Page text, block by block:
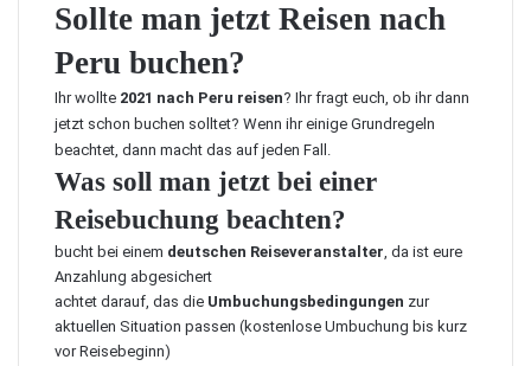
Sollte man jetzt Reisen nach
Peru buchen?
Ihr wollte 2021 nach Peru reisen? Ihr fragt euch, ob ihr dann
jetzt schon buchen solltet? Wenn ihr einige Grundregeln
beachtet, dann macht das auf jeden Fall.
Was soll man jetzt bei einer
Reisebuchung beachten?
bucht bei einem deutschen Reiseveranstalter, da ist eure
Anzahlung abgesichert
achtet darauf, das die Umbuchungsbedingungen zur
aktuellen Situation passen (kostenlose Umbuchung bis kurz
vor Reisebeginn)